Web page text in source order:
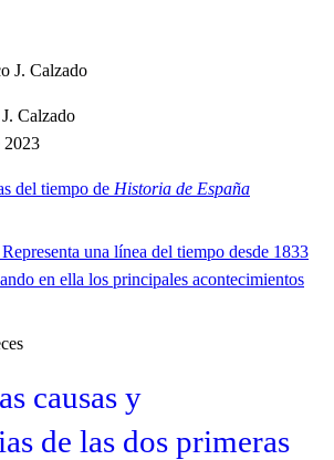
Calzado
2023
del tiempo de Historia de España
una línea del tiempo desde 1833
en ella los principales acontecimientos
causas y
de las dos primeras